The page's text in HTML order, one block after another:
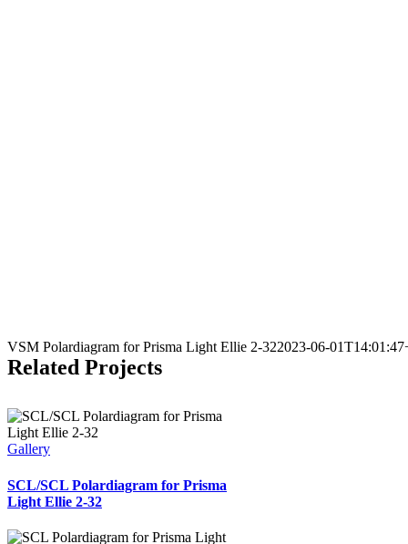
VSM Polardiagram for Prisma Light Ellie 2-322023-06-
Related Projects
Gallery
SCL/SCL Polardiagram for Prisma
Light Ellie 2-32